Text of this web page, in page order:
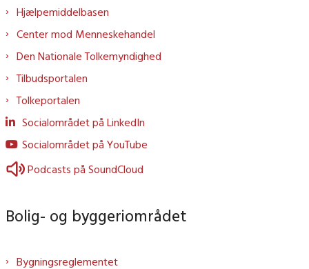
Hjælpemiddelbasen
Center mod Menneskehandel
Den Nationale Tolkemyndighed
Tilbudsportalen
Tolkeportalen
Socialområdet på LinkedIn
Socialområdet på YouTube
Podcasts på SoundCloud
Bolig- og byggeriområdet
Bygningsreglementet